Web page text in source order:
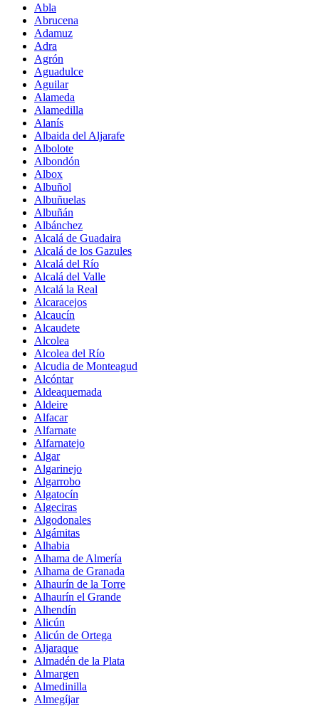
Abla
Abrucena
Adamuz
Adra
Agrón
Aguadulce
Aguilar
Alameda
Alamedilla
Alanís
Albaida del Aljarafe
Albolote
Albondón
Albox
Albuñol
Albuñuelas
Albuñán
Albánchez
Alcalá de Guadaira
Alcalá de los Gazules
Alcalá del Río
Alcalá del Valle
Alcalá la Real
Alcaracejos
Alcaucín
Alcaudete
Alcolea
Alcolea del Río
Alcudia de Monteagud
Alcóntar
Aldeaquemada
Aldeire
Alfacar
Alfarnate
Alfarnatejo
Algar
Algarinejo
Algarrobo
Algatocín
Algeciras
Algodonales
Algámitas
Alhabia
Alhama de Almería
Alhama de Granada
Alhaurín de la Torre
Alhaurín el Grande
Alhendín
Alicún
Alicún de Ortega
Aljaraque
Almadén de la Plata
Almargen
Almedinilla
Almegíjar